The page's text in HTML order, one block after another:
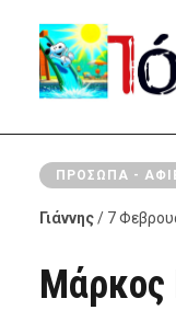
ΠΡΌΣΩΠΑ -
Γιάννης/ 7
Μάρκος